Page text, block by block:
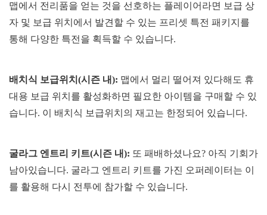
맵에서 전리품을 얻는 것을 선호하는 플레이어라면 보급 상
자 및 보급 위치에서 발견할 수 있는 프리셋 특전 패키지를
통해 다양한 특전을 획득할 수 있습니다.
배치식 보급위치(시즌 내): 맵에서 멀리 떨어져 있다해도 휴
대용 보급 위치를 활성화하면 필요한 아이템을 구매할 수 있
습니다. 이 배치식 보급위치의 재고는 한정되어 있습니다.
굴라그 엔트리 키트(시즌 내): 또 패배하셨나요? 아직 기회가
남아있습니다. 굴라그 엔트리 키트를 가진 오퍼레이터는 이
를 활용해 다시 전투에 참가할 수 있습니다.